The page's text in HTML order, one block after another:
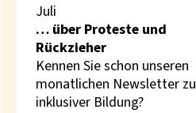
Juli
… über Proteste und
Rückzieher
Kennen Sie schon unseren
monatlichen Newsletter zu
inklusiver Bildung?